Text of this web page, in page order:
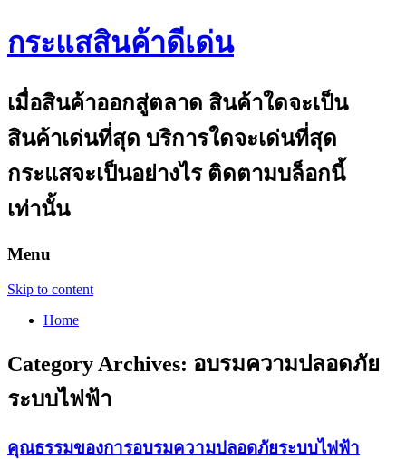
กระแสสินค้าดีเด่น
เมื่อสินค้าออกสู่ตลาด สินค้าใดจะเป็น
สินค้าเด่นที่สุด บริการใดจะเด่นที่สุด
กระแสจะเป็นอย่างไร ติดตามบล็อกนี้
เท่านั้น
Menu
Skip to content
Home
Category Archives: อบรมความปลอดภัย
ระบบไฟฟ้า
คุณธรรมของการอบรมความปลอดภัยระบบไฟฟ้า